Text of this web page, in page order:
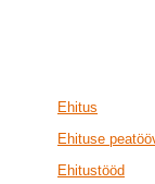
Ehitus
Ehituse
Ehitustööd